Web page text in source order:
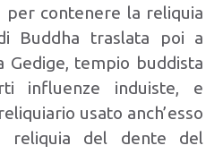
per contenere la reliquia
Buddha traslata poi a
Gedige, tempio buddista
influenze induiste, e
usato anch’esso
reliquia del dente del